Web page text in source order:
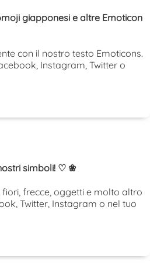
giapponesi e altre Emoticon
con il nostro testo Emoticons.
Instagram, Twitter o
simboli! ♡ ❀
fiori, frecce, oggetti e molto altro
Twitter, Instagram o nel tuo